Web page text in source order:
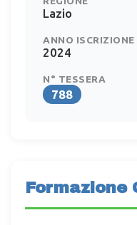
Lazio
ANNO ISCRIZIONE
2024
N° TESSERA
788
Formazione